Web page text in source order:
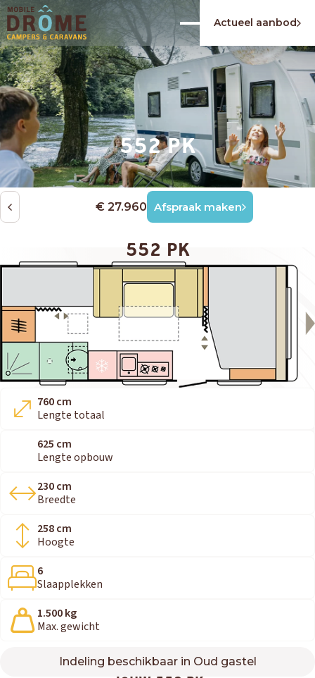
Actueel aanbod
552 PK
€ 27.960 Afspraak maken
552 PK
760 cm
Lengte totaal
625 cm
Lengte opbouw
230 cm
Breedte
258 cm
Hoogte
6
Slaapplekken
1.500 kg
Max. gewicht
Indeling beschikbaar in Oud gastel
552 PK